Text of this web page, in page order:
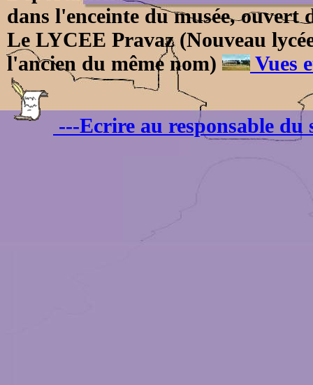
dans l'enceinte du musée, ouvert
Le LYCEE Pravaz (Nouveau
l'ancien du même nom)
Vues
---Ecrire au responsable du